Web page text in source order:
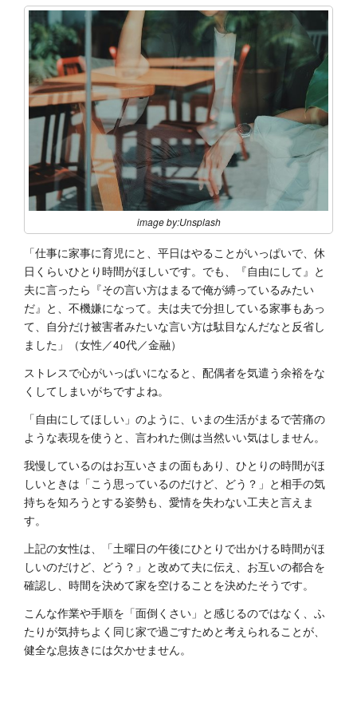
image by:Unsplash
「仕事に家事に育児にと、平日はやることがいっぱいで、休
日くらいひとり時間がほしいです。でも、『自由にして』と
夫に言ったら『その言い方はまるで俺が縛っているみたい
だ』と、不機嫌になって。夫は夫で分担している家事もあっ
て、自分だけ被害者みたいな言い方は駄目なんだなと反省し
ました」（女性／40代／金融）
ストレスで心がいっぱいになると、配偶者を気遣う余裕をな
くしてしまいがちですよね。
「自由にしてほしい」のように、いまの生活がまるで苦痛の
ような表現を使うと、言われた側は当然いい気はしません。
我慢しているのはお互いさまの面もあり、ひとりの時間がほ
しいときは「こう思っているのだけど、どう？」と相手の気
持ちを知ろうとする姿勢も、愛情を失わない工夫と言えま
す。
上記の女性は、「土曜日の午後にひとりで出かける時間がほ
しいのだけど、どう？」と改めて夫に伝え、お互いの都合を
確認し、時間を決めて家を空けることを決めたそうです。
こんな作業や手順を「面倒くさい」と感じるのではなく、ふ
たりが気持ちよく同じ家で過ごすためと考えられることが、
健全な息抜きには欠かせません。